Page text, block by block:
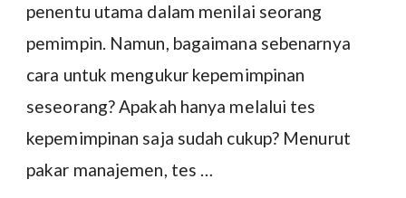
penentu utama dalam menilai seorang
pemimpin. Namun, bagaimana sebenarnya
cara untuk mengukur kepemimpinan
seseorang? Apakah hanya melalui tes
kepemimpinan saja sudah cukup? Menurut
pakar manajemen, tes …